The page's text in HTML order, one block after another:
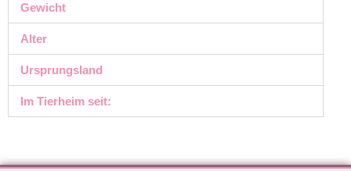
Gewicht
Alter
Ursprungsland
Im Tierheim seit: